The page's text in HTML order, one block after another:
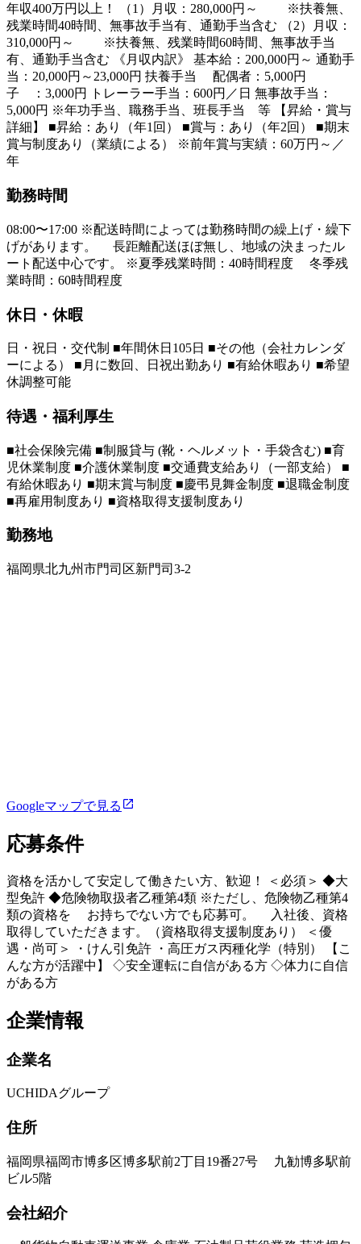
年収400万円以上！ （1）月収：280,000円～ ※扶養無、
残業時間40時間、無事故手当有、通勤手当含む （2）月収：
310,000円～ ※扶養無、残業時間60時間、無事故手当
有、通勤手当含む 《月収内訳》 基本給：200,000円～ 通勤手
当：20,000円～23,000円 扶養手当 配偶者：5,000円
子 ：3,000円 トレーラー手当：600円／日 無事故手当：
5,000円 ※年功手当、職務手当、班長手当 等 【昇給・賞与
詳細】 ■昇給：あり（年1回） ■賞与：あり（年2回） ■期末
賞与制度あり（業績による） ※前年賞与実績：60万円～／
年
勤務時間
08:00〜17:00 ※配送時間によっては勤務時間の繰上げ・繰下
げがあります。 長距離配送ほぼ無し、地域の決まったル
ート配送中心です。 ※夏季残業時間：40時間程度 冬季残
業時間：60時間程度
休日・休暇
日・祝日・交代制 ■年間休日105日 ■その他（会社カレンダ
ーによる） ■月に数回、日祝出勤あり ■有給休暇あり ■希望
休調整可能
待遇・福利厚生
■社会保険完備 ■制服貸与 (靴・ヘルメット・手袋含む) ■育
児休業制度 ■介護休業制度 ■交通費支給あり（一部支給） ■
有給休暇あり ■期末賞与制度 ■慶弔見舞金制度 ■退職金制度
■再雇用制度あり ■資格取得支援制度あり
勤務地
福岡県北九州市門司区新門司3-2
Googleマップで見る
応募条件
資格を活かして安定して働きたい方、歓迎！ ＜必須＞ ◆大
型免許 ◆危険物取扱者乙種第4類 ※ただし、危険物乙種第4
類の資格を お持ちでない方でも応募可。 入社後、資格
取得していただきます。（資格取得支援制度あり） ＜優
遇・尚可＞ ・けん引免許 ・高圧ガス丙種化学（特別） 【こ
んな方が活躍中】 ◇安全運転に自信がある方 ◇体力に自信
がある方
企業情報
企業名
UCHIDAグループ
住所
福岡県福岡市博多区博多駅前2丁目19番27号 九勧博多駅前
ビル5階
会社紹介